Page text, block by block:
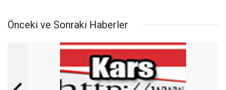
Önceki ve Sonraki Haberler